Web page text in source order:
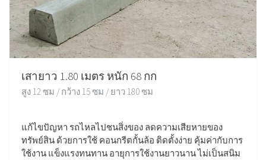
เสายาว 1.80 เมตร หนัก 68 กก
สูง 12 ซม / กว้าง 15 ซม / ยาว 180 ซม
แก้ไขปัญหา รถไหลไปชนสิ่งของ ลดความเสียหายของ
ทรัพย์สิน ด้วยการใช้ คอนกรีตกั้นล้อ ติดตั้งง่าย คุ้มค่ากับการ
ใช้งาน แข็งแรงทนทาน อายุการใช้งานยาวนาน ไม่เป็นสนิม